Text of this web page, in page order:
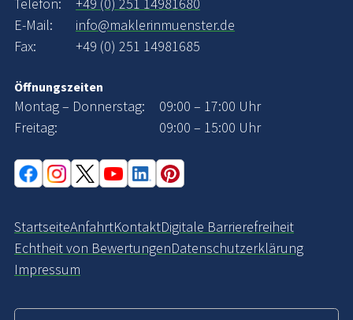
Telefon:
+49 (0) 251 14981680
E-Mail:
info@maklerinmuenster.de
Fax:
+49 (0) 251 14981685
Öffnungszeiten
Montag – Donnerstag:
09:00 – 17:00 Uhr
Freitag:
09:00 – 15:00 Uhr
StartseiteAnfahrtKontaktDigitale Barrierefreiheit
Echtheit von BewertungenDatenschutzerklärung
Impressum